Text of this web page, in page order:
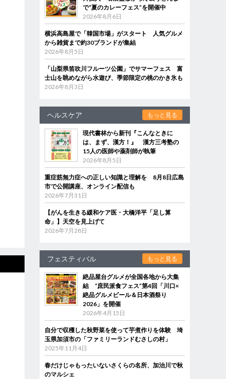
で“夏のカレーフェス”を開催中
2026年8月6日
横浜高島屋で「韓国市場」がスタート 人気グルメ
から雑貨まで約30ブランドが集結
2026年8月5日
「山梨県笛吹川フルーツ公園」でサマーフェス 富
士山を眺めながら水遊び、季節限定の桃のかき氷も
2026年8月3日
ヘルスケア もっと見る
現代書林から新刊『こんなときに
は、まず、漢方！』 漢方三考塾の
15人の医師や薬剤師が執筆
2026年8月5日
重症筋無力症への正しい知識と理解を 8月8日広島
市で公開講座、オンライン配信も
2026年7月31日
【がんを生きる緩和ケア医・大橋洋平「足し算
命」】天空を見上げて
2026年7月28日
フェスティバル もっと見る
絶品屋台グルメが全国各地から大集
結 “庶民派食フェス”第4回「川口×
絶品グルメビール＆日本酒祭り
2026」を開催
2026年4月15日
自分で収穫した秋野菜を使って芋煮作りを体験 埼
玉県加須市の「ファミリーランドむさしの村」
2025年11月4日
春だけじゃもったいないさくらの名所、加治川で秋
のマルシェ